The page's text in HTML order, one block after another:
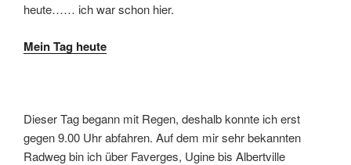
heute…… ich war schon hier.
Mein Tag heute
Dieser Tag begann mit Regen, deshalb konnte ich erst
gegen 9.00 Uhr abfahren. Auf dem mir sehr bekannten
Radweg bin ich über Faverges, Ugine bis Albertville